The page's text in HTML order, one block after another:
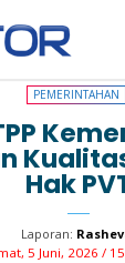
PEMERINTAHAN
Hak
Laporan:
5 Juni, 2026 /